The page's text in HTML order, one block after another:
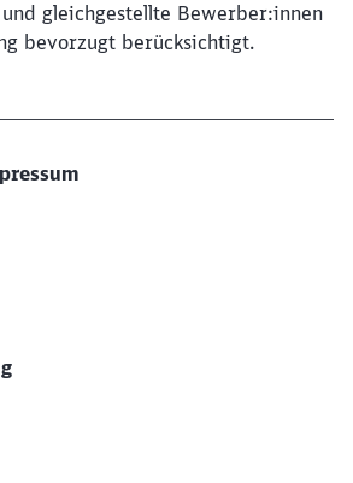
gleichgestellte Bewerber:innen
bevorzugt berücksichtigt.